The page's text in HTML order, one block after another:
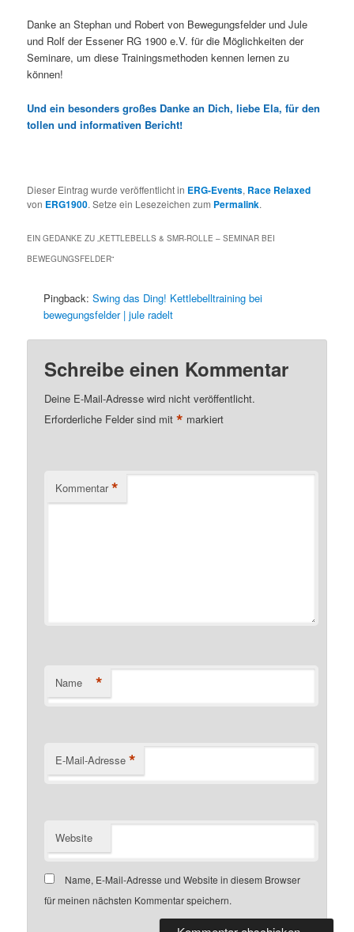
Danke an Stephan und Robert von Bewegungsfelder und Jule
und Rolf der Essener RG 1900 e.V. für die Möglichkeiten der
Seminare, um diese Trainingsmethoden kennen lernen zu
können!
Und ein besonders großes Danke an Dich, liebe Ela, für den
tollen und informativen Bericht!
Dieser Eintrag wurde veröffentlicht in ERG-Events, Race Relaxed
von ERG1900. Setze ein Lesezeichen zum Permalink.
EIN GEDANKE ZU „KETTLEBELLS & SMR-ROLLE – SEMINAR BEI
BEWEGUNGSFELDER“
Pingback:Swing das Ding! Kettlebelltraining bei
bewegungsfelder | jule radelt
Schreibe einen Kommentar
Deine E-Mail-Adresse wird nicht veröffentlicht.
Erforderliche Felder sind mit* markiert
Kommentar *
Name *
E-Mail-Adresse *
Website
Name, E-Mail-Adresse und Website in diesem Browser
für meinen nächsten Kommentar speichern.